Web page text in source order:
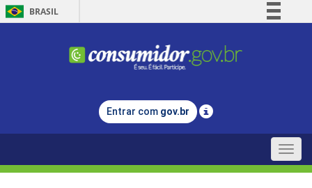
BRASIL
Comunica BR
Legislação
Entrar com gov.br
Toggle